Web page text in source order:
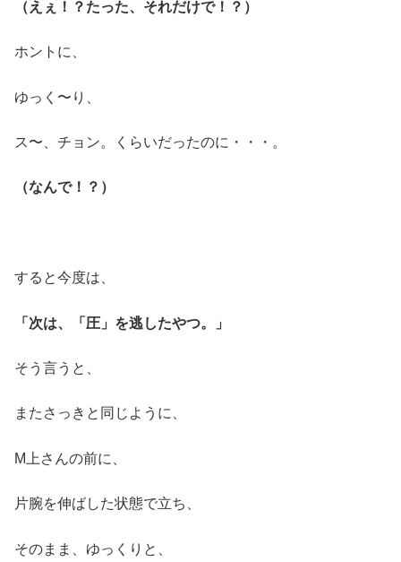
（えぇ！？たった、それだけで！？）
ホントに、
ゆっく〜り、
ス〜、チョン。くらいだったのに・・・。
（なんで！？）
すると今度は、
「次は、「圧」を逃したやつ。」
そう言うと、
またさっきと同じように、
M上さんの前に、
片腕を伸ばした状態で立ち、
そのまま、ゆっくりと、